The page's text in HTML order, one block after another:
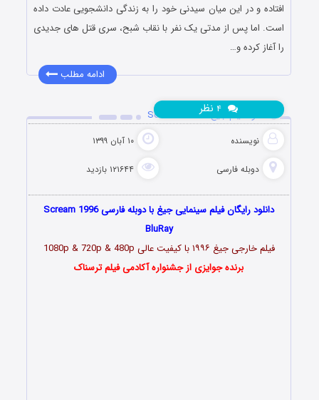
افتاده و در این میان سیدنی خود را به زندگی دانشجویی عادت داده
است. اما پس از مدتی یک نفر با نقاب شبح، سری قتل‌ های جدیدی
را آغاز کرده و…
ادامه مطلب
دانلود فیلم جیغ ۱ Scream 1996
نویسنده ۱۰ آبان ۱۳۹۹
دوبله فارسی ۱۲۱۶۴۴ بازدید
نظر
دانلود رایگان فیلم سینمایی جیغ با دوبله فارسی Scream 1996
BluRay
فیلم خارجی جیغ ۱۹۹۶ با کیفیت عالی 1080p & 720p & 480p
برنده جوایزی از جشنواره آکادمی فیلم‌ ترسناک